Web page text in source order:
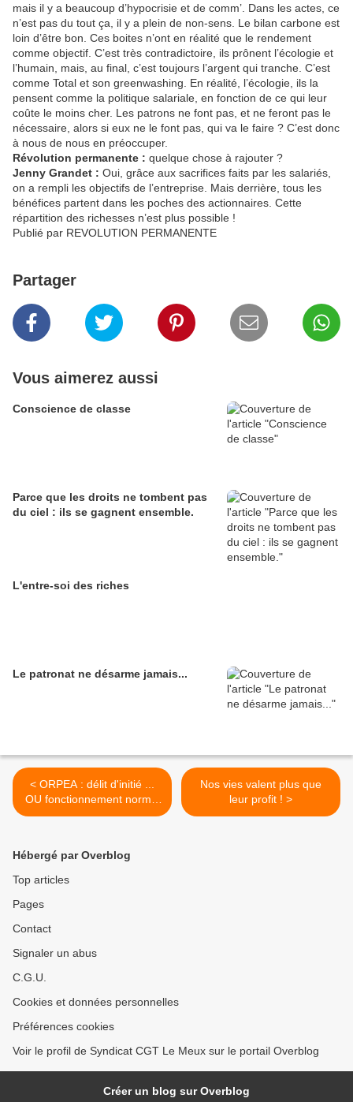
mais il y a beaucoup d’hypocrisie et de comm’. Dans les actes, ce
n’est pas du tout ça, il y a plein de non-sens. Le bilan carbone est
loin d’être bon. Ces boites n’ont en réalité que le rendement
comme objectif. C’est très contradictoire, ils prônent l’écologie et
l’humain, mais, au final, c’est toujours l’argent qui tranche. C’est
comme Total et son greenwashing. En réalité, l’écologie, ils la
pensent comme la politique salariale, en fonction de ce qui leur
coûte le moins cher. Les patrons ne font pas, et ne feront pas le
nécessaire, alors si eux ne le font pas, qui va le faire ? C’est donc
à nous de nous en préoccuper.
Révolution permanente : quelque chose à rajouter ?
Jenny Grandet : Oui, grâce aux sacrifices faits par les salariés,
on a rempli les objectifs de l’entreprise. Mais derrière, tous les
bénéfices partent dans les poches des actionnaires. Cette
répartition des richesses n’est plus possible !
Publié par REVOLUTION PERMANENTE
Partager
Vous aimerez aussi
Conscience de classe
Parce que les droits ne tombent pas
du ciel : ils se gagnent ensemble.
L'entre-soi des riches
Le patronat ne désarme jamais...
< ORPEA : délit d'initié ...
OU fonctionnement normal
du système ?
Nos vies valent plus que
leur profit ! >
Hébergé par Overblog
Top articles
Pages
Contact
Signaler un abus
C.G.U.
Cookies et données personnelles
Préférences cookies
Voir le profil de Syndicat CGT Le Meux sur le portail Overblog
Créer un blog sur Overblog